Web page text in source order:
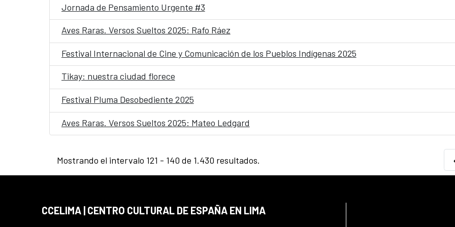
Jornada de Pensamiento Urgente #3
Aves Raras. Versos Sueltos 2025: Rafo Ráez
Festival Internacional de Cine y Comunicación de los Pueblos Indígenas 2025
Tikay: nuestra ciudad florece
Festival Pluma Desobediente 2025
Aves Raras. Versos Sueltos 2025: Mateo Ledgard
Mostrando el intervalo 121 - 140 de 1.430 resultados.
CCELIMA | CENTRO CULTURAL DE ESPAÑA EN LIMA